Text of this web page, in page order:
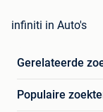
infiniti in Auto's
Gerelateerde
Populaire